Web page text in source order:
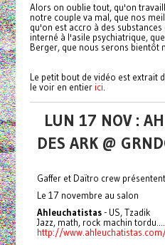
Alors on oublie tout, qu'on
notre couple va mal, que nos
qu'on est accro à des
interné à l'asile psychiatrique,
Berger, que nous serons bientôt
Le petit bout de vidéo est extrait
le voir en entier ici
LUN 17 NOV :
DES ARK @
Gaffer et Daïtro crew
Le 17 novembre au salon
Ahleuchatistas- US, Tzadik
Jazz, math, rock machin tordu....
http://